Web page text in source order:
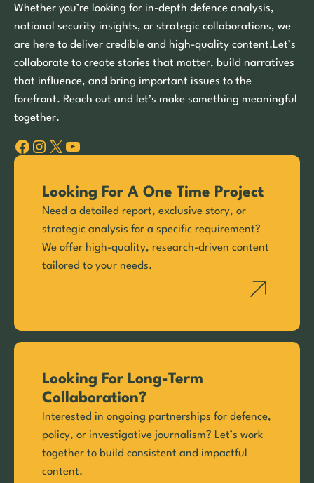
Whether you’re looking for in-depth defence analysis,
national security insights, or strategic collaborations, we
are here to deliver credible and high-quality content.Let’s
collaborate to create stories that matter, build narratives
that influence, and bring important issues to the
forefront. Reach out and let’s make something meaningful
together.
Facebook Instagram X YouTube
Looking For A One Time Project
Need a detailed report, exclusive story, or
strategic analysis for a specific requirement?
We offer high-quality, research-driven content
tailored to your needs.
Looking For Long-Term
Collaboration?
Interested in ongoing partnerships for defence,
policy, or investigative journalism? Let’s work
together to build consistent and impactful
content.